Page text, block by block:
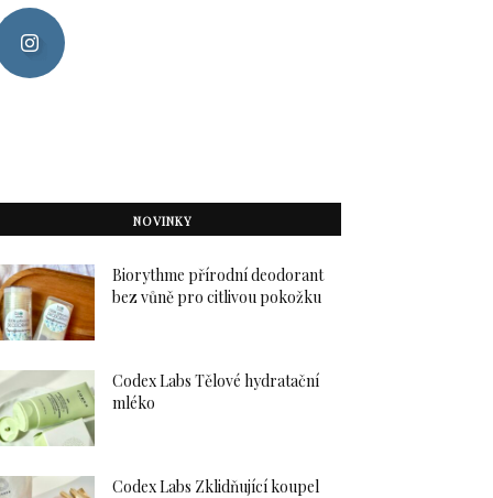
NOVINKY
Biorythme přírodní deodorant
bez vůně pro citlivou pokožku
Codex Labs Tělové hydratační
mléko
Codex Labs Zklidňující koupel